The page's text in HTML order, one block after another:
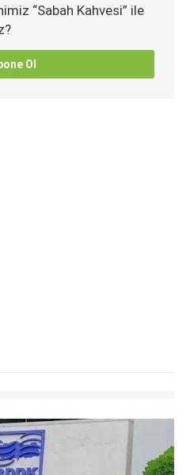
“Sabah Kahvesi” ile
Ol